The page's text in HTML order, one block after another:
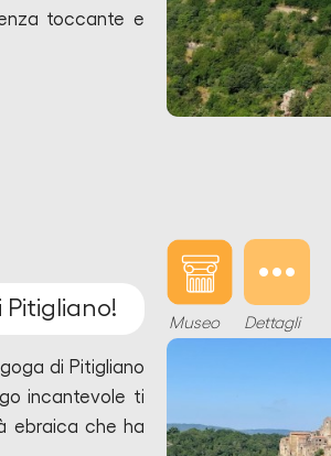
toccante e
Pitigliano!
di Pitigliano
incantevole ti
ebraica che ha
Museo Dettagli